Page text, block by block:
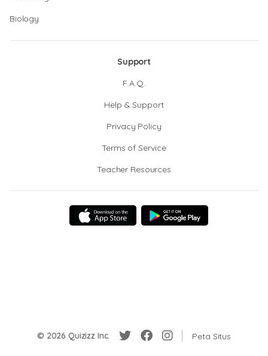
Biology
Support
F.A.Q.
Help & Support
Privacy Policy
Terms of Service
Teacher Resources
© 2026 Quizizz Inc. Peta Situs